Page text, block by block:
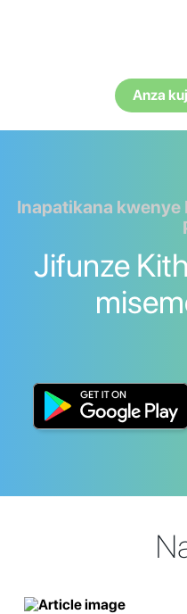
Anza
Inapatikana kwenye
Jifunze